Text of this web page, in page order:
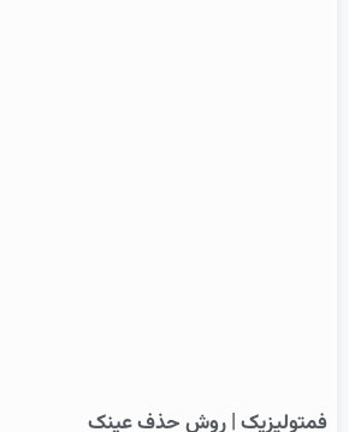
فمتولیزیک | روش حذف عینک